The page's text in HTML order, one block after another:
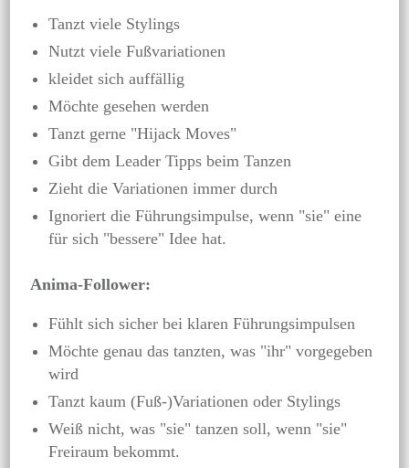
Tanzt viele Stylings
Nutzt viele Fußvariationen
kleidet sich auffällig
Möchte gesehen werden
Tanzt gerne "Hijack Moves"
Gibt dem Leader Tipps beim Tanzen
Zieht die Variationen immer durch
Ignoriert die Führungsimpulse, wenn "sie" eine
für sich "bessere" Idee hat.
Anima-Follower:
Fühlt sich sicher bei klaren Führungsimpulsen
Möchte genau das tanzten, was "ihr" vorgegeben
wird
Tanzt kaum (Fuß-)Variationen oder Stylings
Weiß nicht, was "sie" tanzen soll, wenn "sie"
Freiraum bekommt.